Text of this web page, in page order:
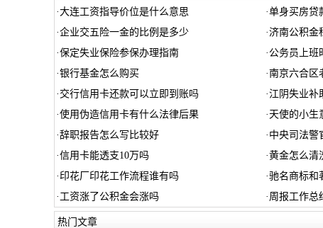
·大连工资指导价位是什么意思 ·单身买房贷
·企业交五险一金的比例是多少 ·济南公积金
·保定失业保险参保办理指南 · 公务员上班
·银行基金怎么购买 ·南京六合区
· 交行信用卡还款可以立即到账吗 ·江阴失业补
·使用伪造信用卡有什么法律后果 · 天使的小生
·辞职报告怎么写比较好 · 中央司法警
·信用卡能透支10万吗 ·黄金怎么清
· 印花厂印花工作流程谁有吗 ·驰名商标和
· 工资涨了公积金会涨吗 · 周报工作总
热门文章